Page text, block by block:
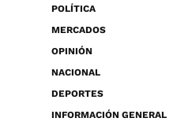
POLÍTICA
MERCADOS
OPINIÓN
NACIONAL
DEPORTES
INFORMACIÓN GENERAL